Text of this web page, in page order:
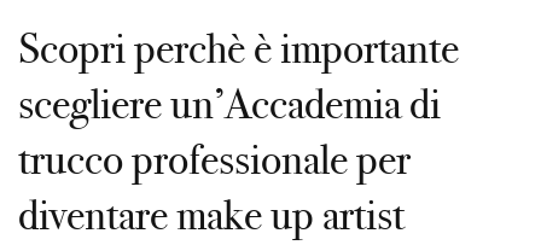
Scopri perchè è importante
scegliere un’Accademia di
trucco professionale per
diventare make up artist